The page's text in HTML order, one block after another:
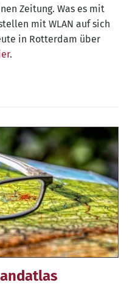
Zei­tung. Was es mit
mit WLAN auf sich
in Rot­ter­dam über
.